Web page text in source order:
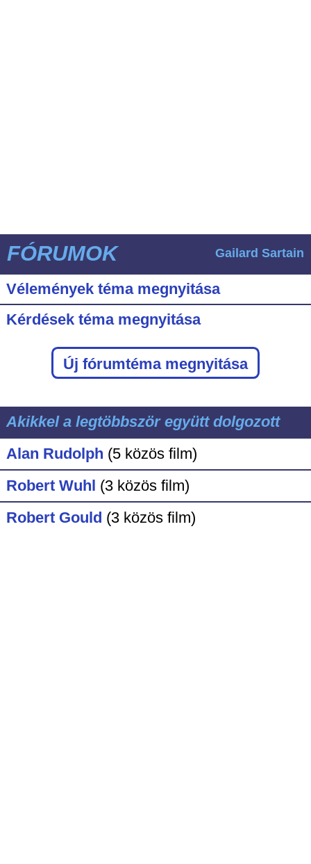
FÓRUMOK Gailard Sartain
Vélemények téma megnyitása
Kérdések téma megnyitása
Új fórumtéma megnyitása
Akikkel a legtöbbször együtt dolgozott
Alan Rudolph (5 közös film)
Robert Wuhl (3 közös film)
Robert Gould (3 közös film)